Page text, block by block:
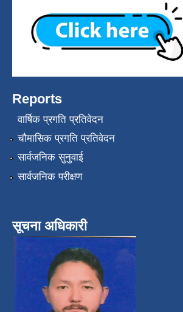
Reports
वार्षिक प्रगति प्रतिवेदन
चौमासिक प्रगति प्रतिवेदन
सार्वजनिक सुनुवाई
सार्वजनिक परीक्षण
सूचना अधिकारी